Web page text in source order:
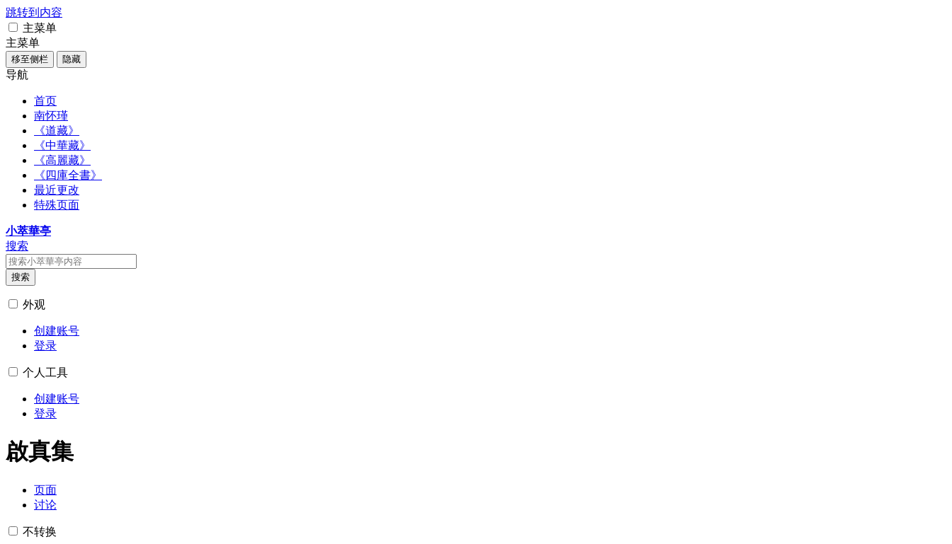
跳转到内容
主菜单
主菜单
移至侧栏 隐藏
导航
首页
南怀瑾
《道藏》
《中華藏》
《高麗藏》
《四庫全書》
最近更改
特殊页面
小萃華亭
搜索
搜索
外观
创建账号
登录
个人工具
创建账号
登录
啟真集
页面
讨论
不转换